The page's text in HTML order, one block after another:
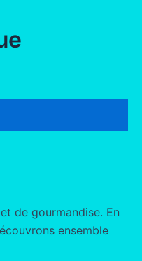
de gourmandise. En
ensemble